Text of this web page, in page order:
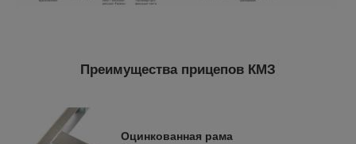
Преимущества прицепов КМЗ
Оцинкованная рама